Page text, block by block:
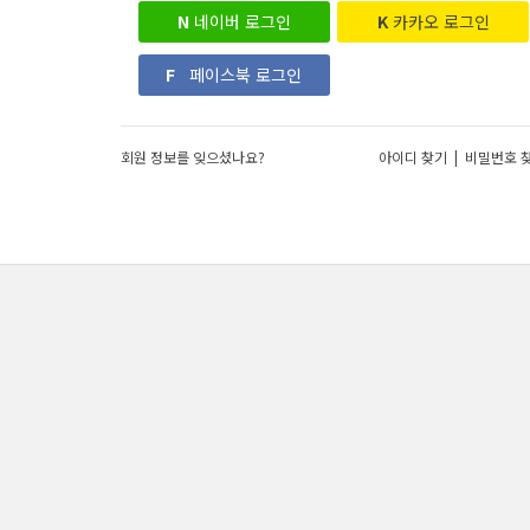
N네이버 로그인 K카카오 로그인
F 페이스북 로그인
회원 정보를 잊으셨나요? 아이디 찾기 | 비밀번호